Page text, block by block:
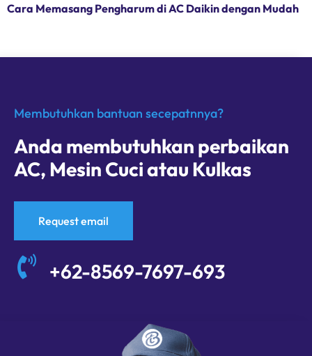
Cara Memasang Pengharum di AC Daikin dengan Mudah
Membutuhkan bantuan secepatnnya?
Anda membutuhkan perbaikan
AC, Mesin Cuci atau Kulkas
Request email
+62-8569-7697-693